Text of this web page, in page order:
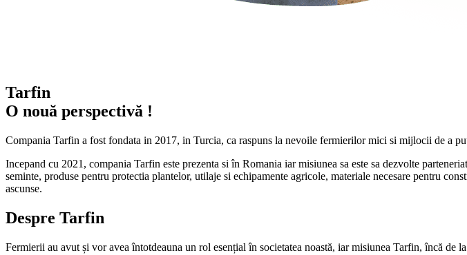
Tarfin
O nouă perspectivă !
Compania Tarfin a fost fondata in 2017, in Turcia, ca raspuns la nevoile fermierilor mici si mijlocii de a
Incepand cu 2021, compania Tarfin este prezenta si în Romania iar misiunea sa este sa dezvolte
seminte, produse pentru protectia plantelor, utilaje si echipamente agricole, materiale necesare pentru
ascunse.
Despre Tarfin
Fermierii au avut și vor avea întotdeauna un rol esențial în societatea noastă, iar misiunea Tarfin, încă